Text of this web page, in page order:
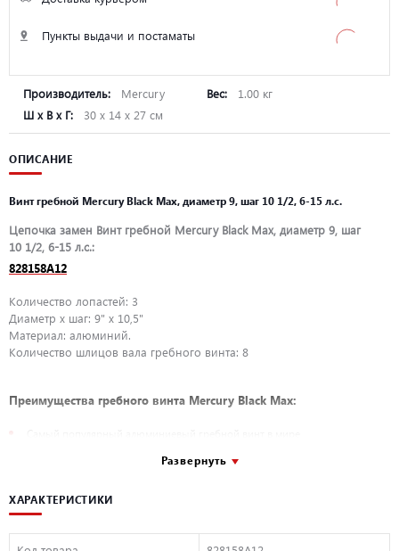
Пункты выдачи и постаматы
Производитель: Mercury Вес:
1.00 кг
Ш х В х Г:
30 х 14 х 27 см
ОПИСАНИЕ
Винт гребной Mercury Black Max, диаметр 9, шаг 10 1/2, 6-15 л.с.
Цепочка замен Винт гребной Mercury Black Max, диаметр 9, шаг
10 1/2, 6-15 л.с.:
828158A12
Количество лопастей: 3
Диаметр х шаг: 9" x 10,5"
Материал: алюминий.
Количество шлицов вала гребного винта: 8
Преимущества гребного винта Mercury Black Max:
Отличный баланс производительности, надежности и цены
стационарными моторами с колонкой Alpha One
Развернуть
ХАРАКТЕРИСТИКИ